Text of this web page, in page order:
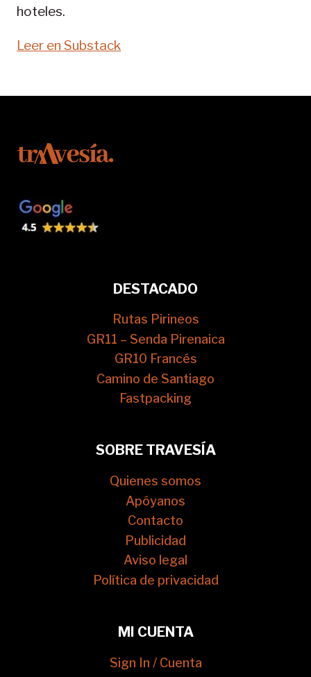
hoteles.
Leer en Substack
DESTACADO
Rutas Pirineos
GR11 – Senda Pirenaica
GR10 Francés
Camino de Santiago
Fastpacking
SOBRE TRAVESÍA
Quienes somos
Apóyanos
Contacto
Publicidad
Aviso legal
Política de privacidad
MI CUENTA
Sign In / Cuenta